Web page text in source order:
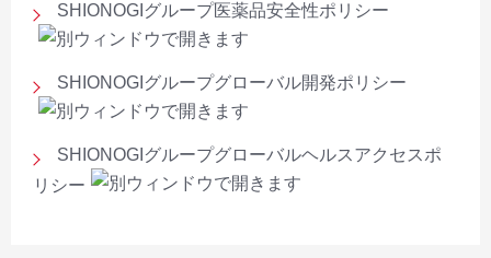
SHIONOGIグループ医薬品安全性ポリシー
SHIONOGIグループグローバル開発ポリシー
SHIONOGIグループグローバルヘルスアクセスポ
リシー